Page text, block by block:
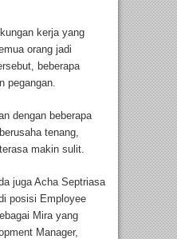
kerja yang
orang jadi
beberapa
pegangan.
dengan beberapa
tenang,
makin sulit.
juga Acha Septriasa
posisi Employee
Mira yang
Manager,